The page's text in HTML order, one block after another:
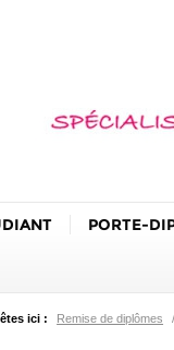
PORTE-
ici : Remise de diplômes /